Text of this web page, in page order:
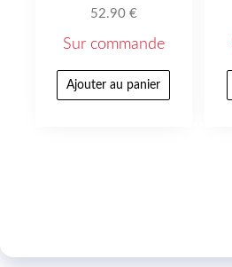
52.90 €
Sur commande
Ajouter au panier